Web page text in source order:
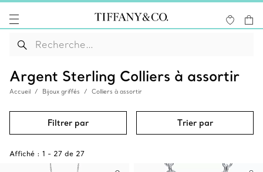
Argent Sterling Colliers à assortir
Accueil Bijoux griffés Colliers à assortir
Filtrer par Trier par
Affiché : 1 - 27 de 27